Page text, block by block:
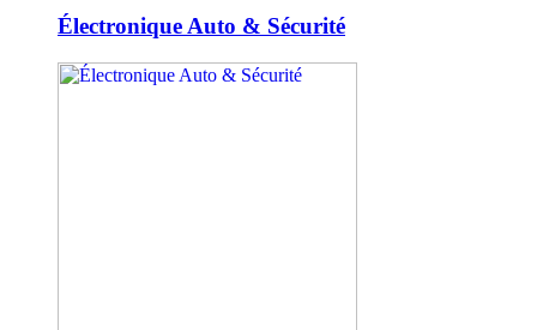
Électronique Auto & Sécurité